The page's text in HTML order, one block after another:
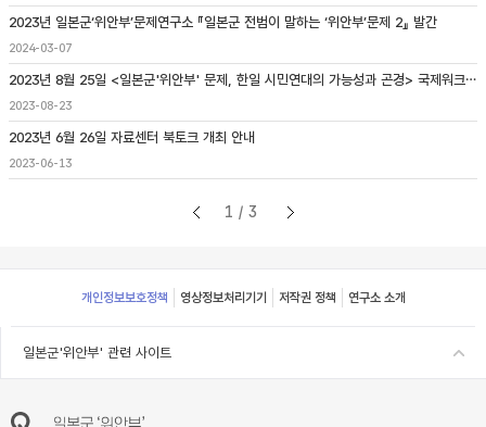
2023년 일본군‘위안부’문제연구소 『일본군 전범이 말하는 ‘위안부’문제 2』 발간
2024-03-07
2023년 8월 25일 <일본군'위안부' 문제, 한일 시민연대의 가능성과 곤경> 국제워크숍 개최
2023-08-23
2023년 6월 26일 자료센터 북토크 개최 안내
2023-06-13
1/3
Footer
개인정보보호정책 영상정보처리기기 저작권 정책 연구소 소개
일본군'위안부' 관련 사이트